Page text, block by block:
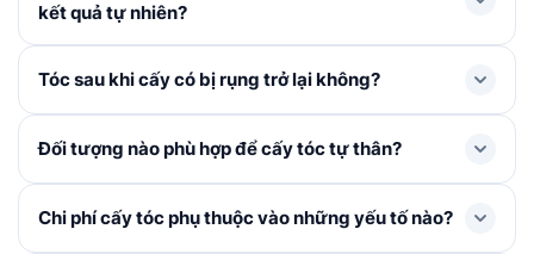
kết quả tự nhiên?
Tóc mới thường rụng shock loss trong 1-3 tháng đầu
năm.
Tóc sau khi cấy có bị rụng trở lại không?
Trong 1 – 3 tháng đầu, tóc cấy có thể rụng thay thân
sẽ sinh trưởng và phát triển như tóc tự nhiên không bị
Đối tượng nào phù hợp để cấy tóc tự thân?
Cấy tóc tự thân được chỉ định cho người bị hói đầu, tóc
Chi phí cấy tóc phụ thuộc vào những yếu tố nào?